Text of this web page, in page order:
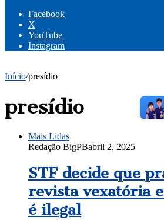
Facebook
X
YouTube
Instagram
Início/presídio
presídio
Mais Lidas
Redação BigPBabril 2, 2025
STF decide que
revista vexatória
é ilegal